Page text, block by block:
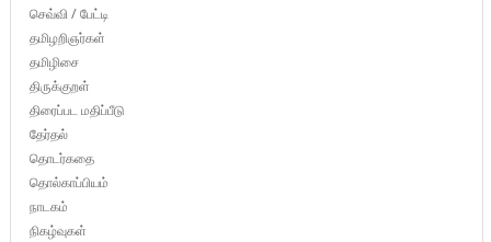
செவ்வி / பேட்டி
தமிழறிஞர்கள்
தமிழிசை
திருக்குறள்
திரைப்பட மதிப்பீடு
தேர்தல்
தொடர்கதை
தொல்காப்பியம்
நாடகம்
நிகழ்வுகள்